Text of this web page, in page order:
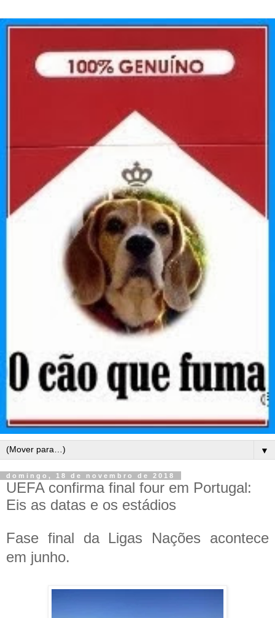
▼
domingo, 18 de novembro de 2018
UEFA confirma final four em Portugal:
Eis as datas e os estádios
Fase final da Ligas Nações acontece
em junho.